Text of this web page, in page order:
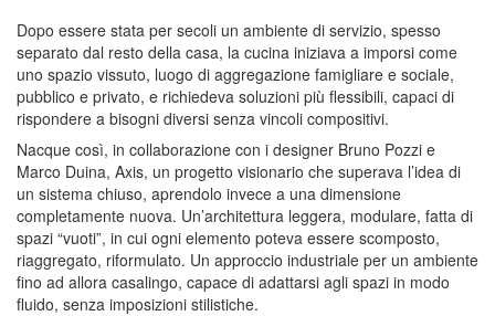
Dopo essere stata per secoli un ambiente di servizio, spesso
separato dal resto della casa, la cucina iniziava a imporsi come
uno spazio vissuto, luogo di aggregazione famigliare e sociale,
pubblico e privato, e richiedeva soluzioni più flessibili, capaci di
rispondere a bisogni diversi senza vincoli compositivi.
Nacque così, in collaborazione con i designer Bruno Pozzi e
Marco Duina, Axis, un progetto visionario che superava l’idea di
un sistema chiuso, aprendolo invece a una dimensione
completamente nuova. Un’architettura leggera, modulare, fatta di
spazi “vuoti”, in cui ogni elemento poteva essere scomposto,
riaggregato, riformulato. Un approccio industriale per un ambiente
fino ad allora casalingo, capace di adattarsi agli spazi in modo
fluido, senza imposizioni stilistiche.